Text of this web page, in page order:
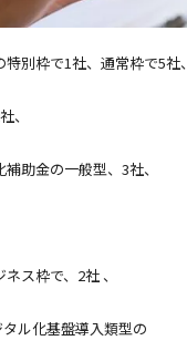
別枠で1社、通常枠で5社、
、
助金の一般型、3社、
ス枠で、2社 、
ル化基盤導入類型の